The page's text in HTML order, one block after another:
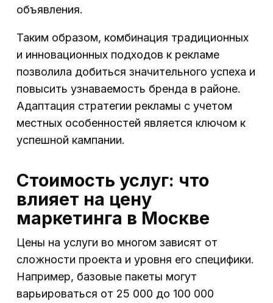
объявления.
Таким образом, комбинация традиционных
и инновационных подходов к рекламе
позволила добиться значительного успеха и
повысить узнаваемость бренда в районе.
Адаптация стратегии рекламы с учетом
местных особенностей является ключом к
успешной кампании.
Стоимость услуг: что
влияет на цену
маркетинга в Москве
Цены на услуги во многом зависят от
сложности проекта и уровня его специфики.
Например, базовые пакеты могут
варьироваться от 25 000 до 100 000